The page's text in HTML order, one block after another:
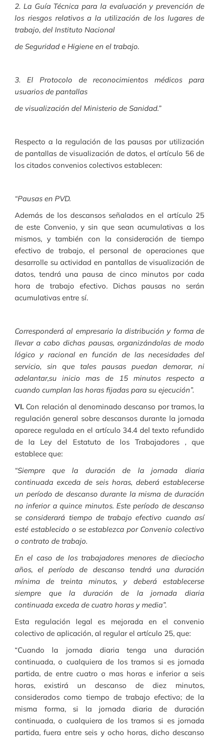
2. La Guía Técnica para la evaluación y prevención de
los riesgos relativos a la utilización de los lugares de
trabajo, del Instituto Nacional
de Seguridad e Higiene en el trabajo.
3. El Protocolo de reconocimientos médicos para
usuarios de pantallas
de visualización del Ministerio de Sanidad.”
Respecto a la regulación de las pausas por utilización
de pantallas de visualización de datos, el artículo 56 de
los citados convenios colectivos establecen:
“Pausas en PVD.
Además de los descansos señalados en el artículo 25
de este Convenio, y sin que sean acumulativas a los
mismos, y también con la consideración de tiempo
efectivo de trabajo, el personal de operaciones que
desarrolle su actividad en pantallas de visualización de
datos, tendrá una pausa de cinco minutos por cada
hora de trabajo efectivo. Dichas pausas no serán
acumulativas entre sí.
Corresponderá al empresario la distribución y forma de
llevar a cabo dichas pausas, organizándolas de modo
lógico y racional en función de las necesidades del
servicio, sin que tales pausas puedan demorar, ni
adelantar,su inicio mas de 15 minutos respecto a
cuando cumplan las horas fijadas para su ejecución”.
VI. Con relación al denominado descanso por tramos, la
regulación general sobre descansos durante la jornada
aparece regulada en el artículo 34.4 del texto refundido
de la Ley del Estatuto de los Trabajadores , que
establece que:
“Siempre que la duración de la jornada diaria
continuada exceda de seis horas, deberá establecerse
un período de descanso durante la misma de duración
no inferior a quince minutos. Este período de descanso
se considerará tiempo de trabajo efectivo cuando así
esté establecido o se establezca por Convenio colectivo
o contrato de trabajo.
En el caso de los trabajadores menores de dieciocho
años, el período de descanso tendrá una duración
mínima de treinta minutos, y deberá establecerse
siempre que la duración de la jornada diaria
continuada exceda de cuatro horas y media”.
Esta regulación legal es mejorada en el convenio
colectivo de aplicación, al regular el artículo 25, que:
“Cuando la jornada diaria tenga una duración
continuada, o cualquiera de los tramos si es jornada
partida, de entre cuatro o mas horas e inferior a seis
horas, existirá un descanso de diez minutos,
considerados como tiempo de trabajo efectivo; de la
misma forma, si la jornada diaria de duración
continuada, o cualquiera de los tramos si es jornada
partida, fuera entre seis y ocho horas, dicho descanso